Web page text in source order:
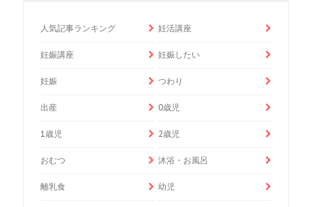
人気記事ランキング 妊活講座
妊娠講座 妊娠したい
妊娠 つわり
出産 0歳児
1歳児 2歳児
おむつ 沐浴・お風呂
離乳食 幼児